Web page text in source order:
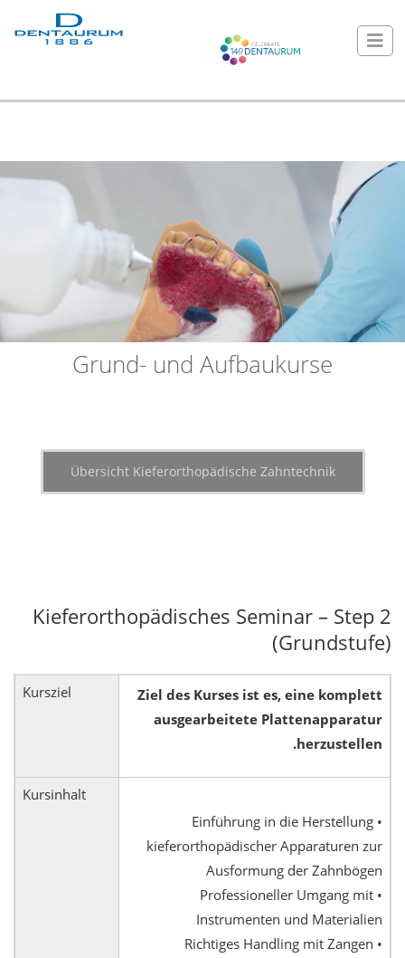
Grund- und Aufbaukurse
Übersicht Kieferorthopädische Zahntechnik
Kieferorthopädisches Seminar – Step 2
(Grundstufe)
Kursziel
Ziel des Kurses ist es, eine komplett
ausgearbeitete Plattenapparatur
herzustellen.
Kursinhalt
• Einführung in die Herstellung
kieferorthopädischer Apparaturen zur
Ausformung der Zahnbögen
• Professioneller Umgang mit
Instrumenten und Materialien
• Richtiges Handling mit Zangen